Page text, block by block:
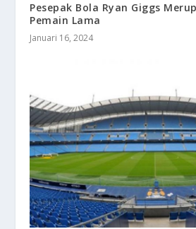
Pesepak Bola Ryan Giggs
Pemain Lama
Januari 16, 2024